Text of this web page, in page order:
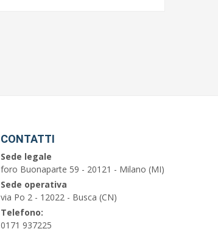
CONTATTI
Sede legale
foro Buonaparte 59 - 20121 - Milano (MI)
Sede operativa
via Po 2 - 12022 - Busca (CN)
Telefono:
0171 937225